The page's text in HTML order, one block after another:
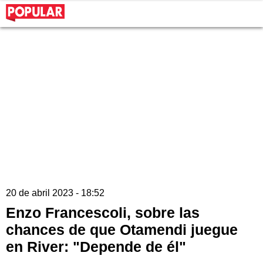
20 de abril 2023 - 18:52
Enzo Francescoli, sobre las
chances de que Otamendi juegue
en River: "Depende de él"